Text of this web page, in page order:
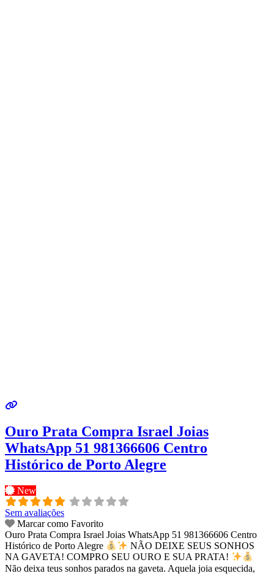
Ouro Prata Compra Israel Joias
WhatsApp 51 981366606 Centro
Histórico de Porto Alegre
New
Sem avaliações
Marcar como Favorito
Ouro Prata Compra Israel Joias WhatsApp 51 981366606 Centro
Histórico de Porto Alegre
NÃO DEIXE SEUS SONHOS
NA GAVETA! COMPRO SEU OURO E SUA PRATA!
Não deixa teus sonhos parados na gaveta. Aquela joia esquecida,